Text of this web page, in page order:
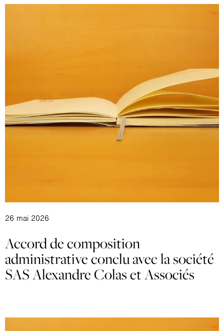
26 mai 2026
Accord de composition
administrative conclu avec la société
SAS Alexandre Colas et Associés